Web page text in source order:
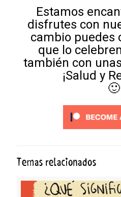
Estamos
disfrutes con
cambio puedes
que lo
también con
¡Salud y
🙂
Temas relacionados